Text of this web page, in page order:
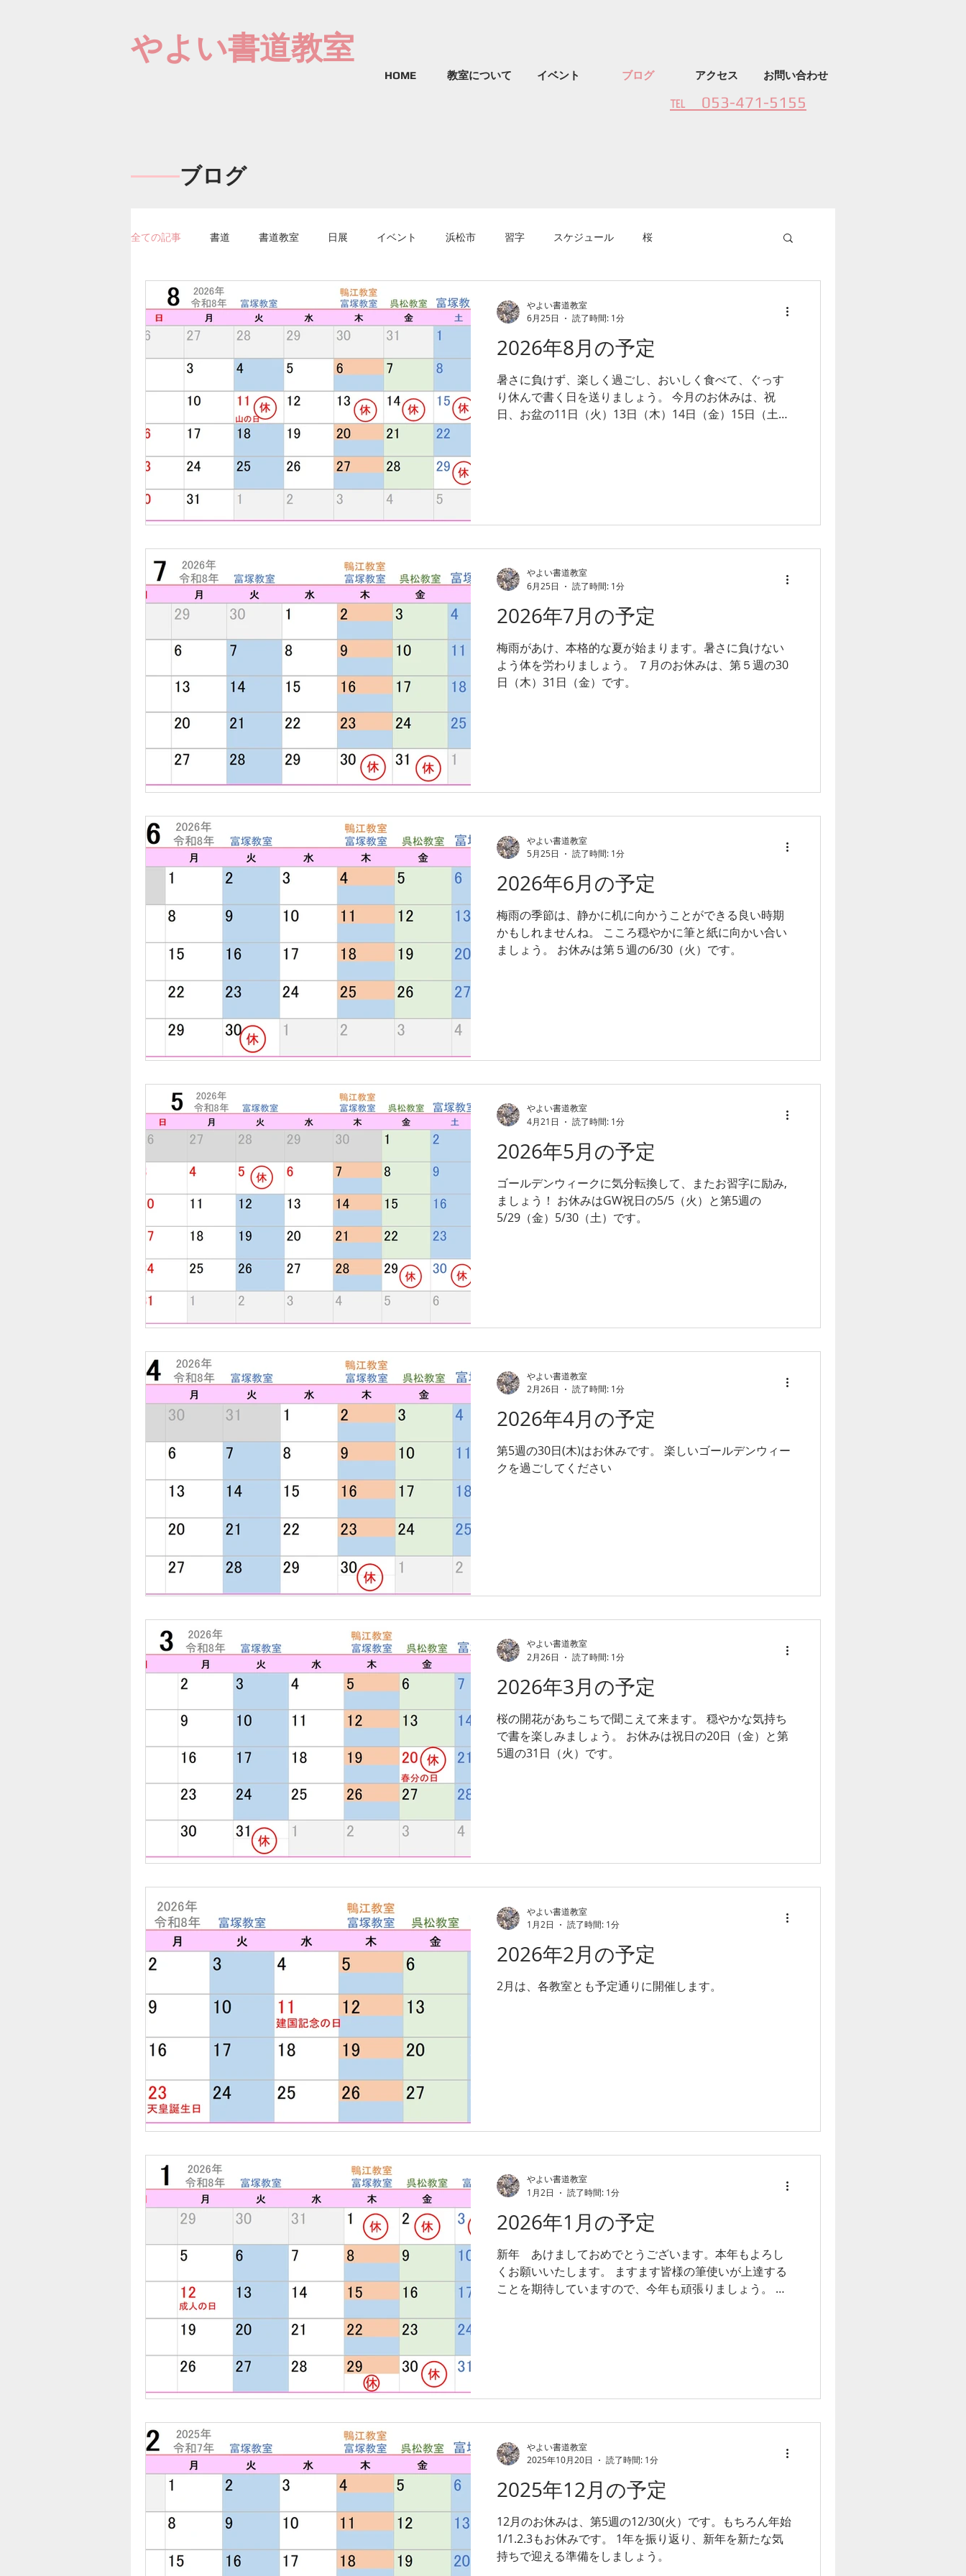
やよい書道教室
HOME 教室について イベント ブログ アクセス お問い合わせ
​℡ 053-471-5155
ブログ
全ての記事 書道 書道教室 日展 イベント 浜松市 習字 スケジュール 桜
2026年8月の予定
暑さに負けず、楽しく過ごし、おいしく食べて、ぐっす
り休んで書く日を送りましょう。 今月のお休みは、祝
日、お盆の11日（火）13日（木）14日（金）15日（土）
やよい書道教室
6月25日
読了時間: 1分
2026年7月の予定
梅雨があけ、本格的な夏が始まります。暑さに負けない
よう体を労わりましょう。 ７月のお休みは、第５週の30
日（木）31日（金）です。
やよい書道教室
6月25日
読了時間: 1分
2026年6月の予定
梅雨の季節は、静かに机に向かうことができる良い時期
かもしれませんね。 こころ穏やかに筆と紙に向かい合い
ましょう。 お休みは第５週の6/30（火）です。
やよい書道教室
5月25日
読了時間: 1分
2026年5月の予定
ゴールデンウィークに気分転換して、またお習字に励み,
ましょう！ お休みはGW祝日の5/5（火）と第5週の
5/29（金）5/30（土）です。
やよい書道教室
4月21日
読了時間: 1分
2026年4月の予定
第5週の30日(木)はお休みです。 楽しいゴールデンウィー
クを過ごしてください
やよい書道教室
2月26日
読了時間: 1分
2026年3月の予定
桜の開花があちこちで聞こえて来ます。 穏やかな気持ち
で書を楽しみましょう。 お休みは祝日の20日（金）と第
5週の31日（火）です。
やよい書道教室
2月26日
読了時間: 1分
2026年2月の予定
2月は、各教室とも予定通りに開催します。
やよい書道教室
1月2日
読了時間: 1分
2026年1月の予定
新年 あけましておめでとうございます。本年もよろし
くお願いいたします。 ますます皆様の筆使いが上達する
ことを期待していますので、今年も頑張りましょう。 新
やよい書道教室
1月2日
読了時間: 1分
2025年12月の予定
12月のお休みは、第5週の12/30(火）です。もちろん年始
1/1.2.3もお休みです。 1年を振り返り、新年を新たな気
持ちで迎える準備をしましょう。
やよい書道教室
2025年10月20日
読了時間: 1分